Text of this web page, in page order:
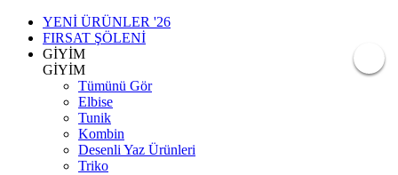
YENİ ÜRÜNLER '26
FIRSAT ŞÖLENİ
GİYİM
GİYİM
Tümünü Gör
Elbise
Tunik
Kombin
Desenli Yaz Ürünleri
Triko